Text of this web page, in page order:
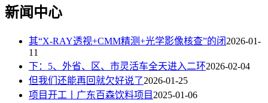
新闻中心
其“X-RAY透视+CMM精测+光学影像核查”的闭2026-01-
11
下：5、外省、区、市灵活车全天进入二环2026-02-04
但我们还能再回就欠好说了2026-01-25
项目开工丨广东百森饮料项目2025-01-06